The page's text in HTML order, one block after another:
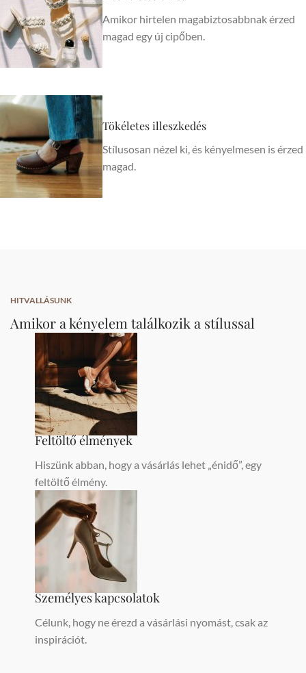
Amikor hirtelen magabiztosabbnak érzed
magad egy új cipőben.
Tökéletes illeszkedés
Stílusosan nézel ki, és kényelmesen is érzed
magad.
HITVALLÁSUNK
Amikor a kényelem találkozik a stílussal
Feltöltő élmények
Hiszünk abban, hogy a vásárlás lehet „énidő”, egy
feltöltő élmény.
Személyes kapcsolatok
Célunk, hogy ne érezd a vásárlási nyomást, csak az
inspirációt.